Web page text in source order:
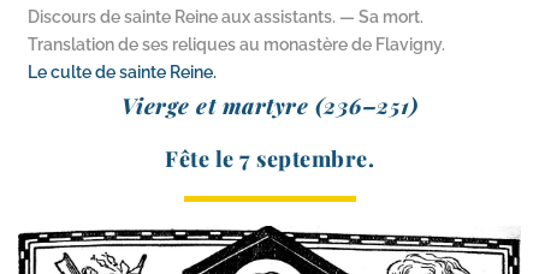
Discours de sainte Reine aux assistants. — Sa mort.
Translation de ses reliques au monastère de Flavigny.
Le culte de sainte Reine.
Vierge et mar­tyre (236–251)
Fête le 7 septembre.